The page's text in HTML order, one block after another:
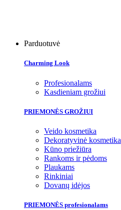
Parduotuvė
Charming Look
Profesionalams
Kasdieniam grožiui
PRIEMONĖS GROŽIUI
Veido kosmetika
Dekoratyvinė kosmetika
Kūno priežiūra
Rankoms ir pėdoms
Plaukams
Rinkiniai
Dovanų idėjos
PRIEMONĖS profesionalams